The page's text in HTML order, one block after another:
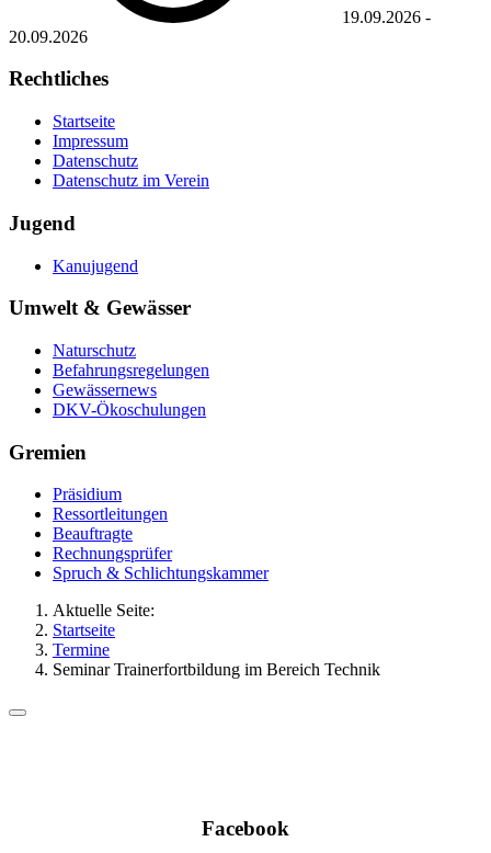
19.09.2026 -
20.09.2026
Rechtliches
Startseite
Impressum
Datenschutz
Datenschutz im Verein
Jugend
Kanujugend
Umwelt & Gewässer
Naturschutz
Befahrungsregelungen
Gewässernews
DKV-Ökoschulungen
Gremien
Präsidium
Ressortleitungen
Beauftragte
Rechnungsprüfer
Spruch & Schlichtungskammer
Aktuelle Seite:
Startseite
Termine
Seminar Trainerfortbildung im Bereich Technik
Facebook